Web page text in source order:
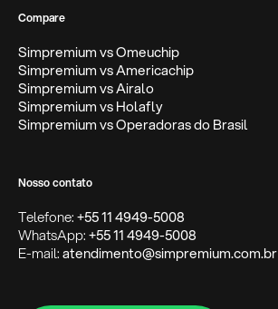
Compare
Simpremium vs Omeuchip
Simpremium vs Americachip
Simpremium vs Airalo
Simpremium vs Holafly
Simpremium vs Operadoras do Brasil
Nosso contato
Telefone:+55 11 4949-5008
WhatsApp:+55 11 4949-5008
E-mail:atendimento@simpremium.com.br